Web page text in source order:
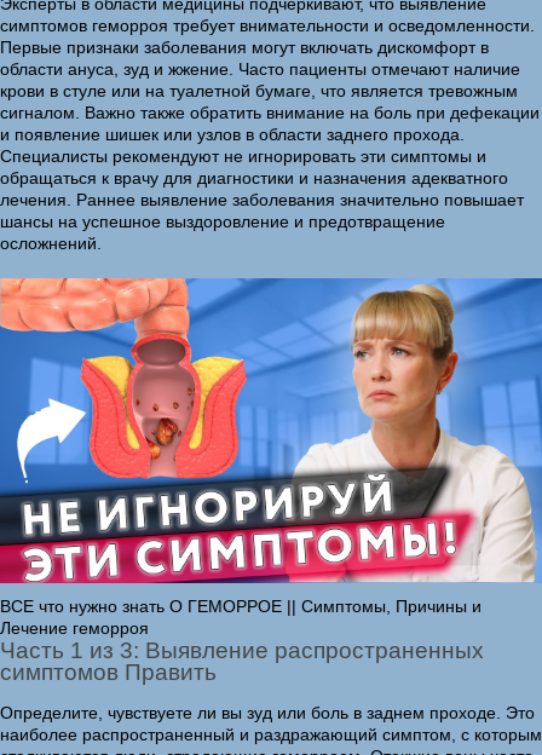
симптомов геморроя требует внимательности и осведомленности.
Первые признаки заболевания могут включать дискомфорт в
области ануса, зуд и жжение. Часто пациенты отмечают наличие
крови в стуле или на туалетной бумаге, что является тревожным
сигналом. Важно также обратить внимание на боль при дефекации
и появление шишек или узлов в области заднего прохода.
Специалисты рекомендуют не игнорировать эти симптомы и
обращаться к врачу для диагностики и назначения адекватного
лечения. Раннее выявление заболевания значительно повышает
шансы на успешное выздоровление и предотвращение
осложнений.
ВСЕ что нужно знать О ГЕМОРРОЕ || Симптомы, Причины и
Лечение геморроя
Часть 1 из 3: Выявление распространенных
симптомов Править
Определите, чувствуете ли вы зуд или боль в заднем проходе. Это
наиболее распространенный и раздражающий симптом, с которым